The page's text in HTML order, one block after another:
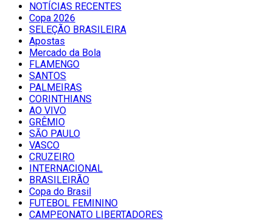
NOTÍCIAS RECENTES
Copa 2026
SELEÇÃO BRASILEIRA
Apostas
Mercado da Bola
FLAMENGO
SANTOS
PALMEIRAS
CORINTHIANS
AO VIVO
GRÊMIO
SĀO PAULO
VASCO
CRUZEIRO
INTERNACIONAL
BRASILEIRÃO
Copa do Brasil
FUTEBOL FEMININO
CAMPEONATO LIBERTADORES